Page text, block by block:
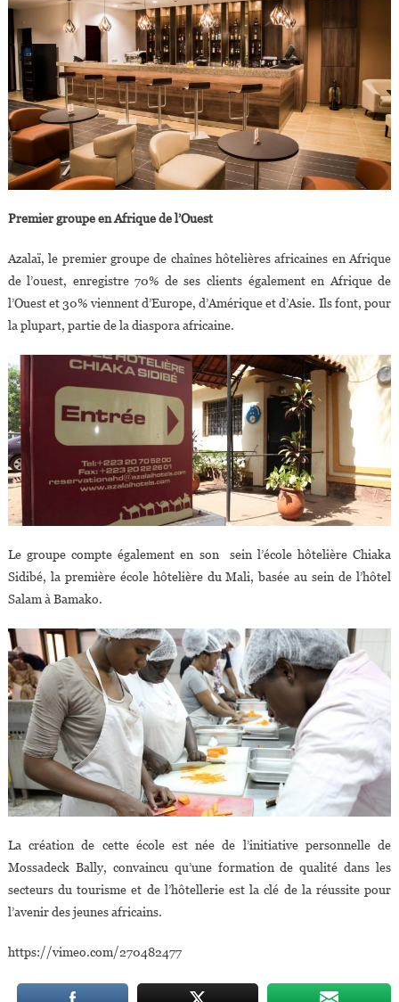
Premier groupe en Afrique de l’Ouest
Azalaï, le premier groupe de chaînes hôtelières africaines en Afrique
de l’ouest, enregistre 70% de ses clients également en Afrique de
l’Ouest et 30% viennent d’Europe, d’Amérique et d’Asie. Ils font, pour
la plupart, partie de la diaspora africaine.
Le groupe compte également en son sein l’école hôtelière Chiaka
Sidibé, la première école hôtelière du Mali, basée au sein de l’hôtel
Salam à Bamako.
La création de cette école est née de l’initiative personnelle de
Mossadeck Bally, convaincu qu’une formation de qualité dans les
secteurs du tourisme et de l’hôtellerie est la clé de la réussite pour
l’avenir des jeunes africains.
https://vimeo.com/270482477